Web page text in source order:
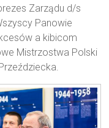
Zarządu d/s
Panowie
a kibicom
Mistrzostwa Polski